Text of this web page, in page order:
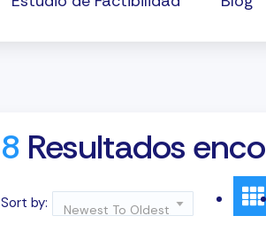
8 Resultados
Sort by: Newest To Oldest